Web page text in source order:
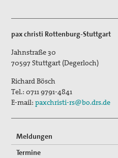
Große Reden zum Frieden
Papst Franziskus
Ressourcenkonflikte
Rüstung
Aktion Aufschrei
pax christi Rottenburg-Stuttgart
Jahnstraße 30
70597 Stuttgart (Degerloch)
Richard Bösch
Tel.:0711 9791-4841
E-mail:paxchristi-rs@bo.drs.de
Meldungen
Termine